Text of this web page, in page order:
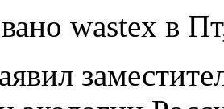
wastex в